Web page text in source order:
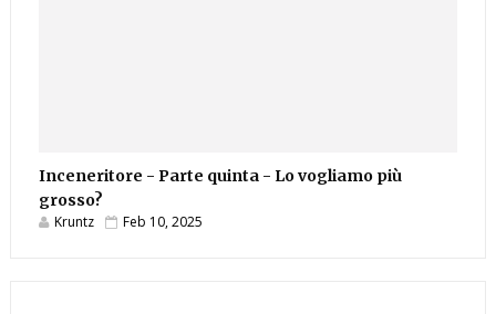
Inceneritore - Parte quinta - Lo vogliamo più
grosso?
Kruntz Feb 10, 2025